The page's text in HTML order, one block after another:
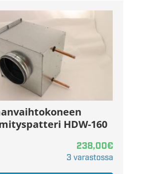
HDW-160
238,00€
3 varastossa